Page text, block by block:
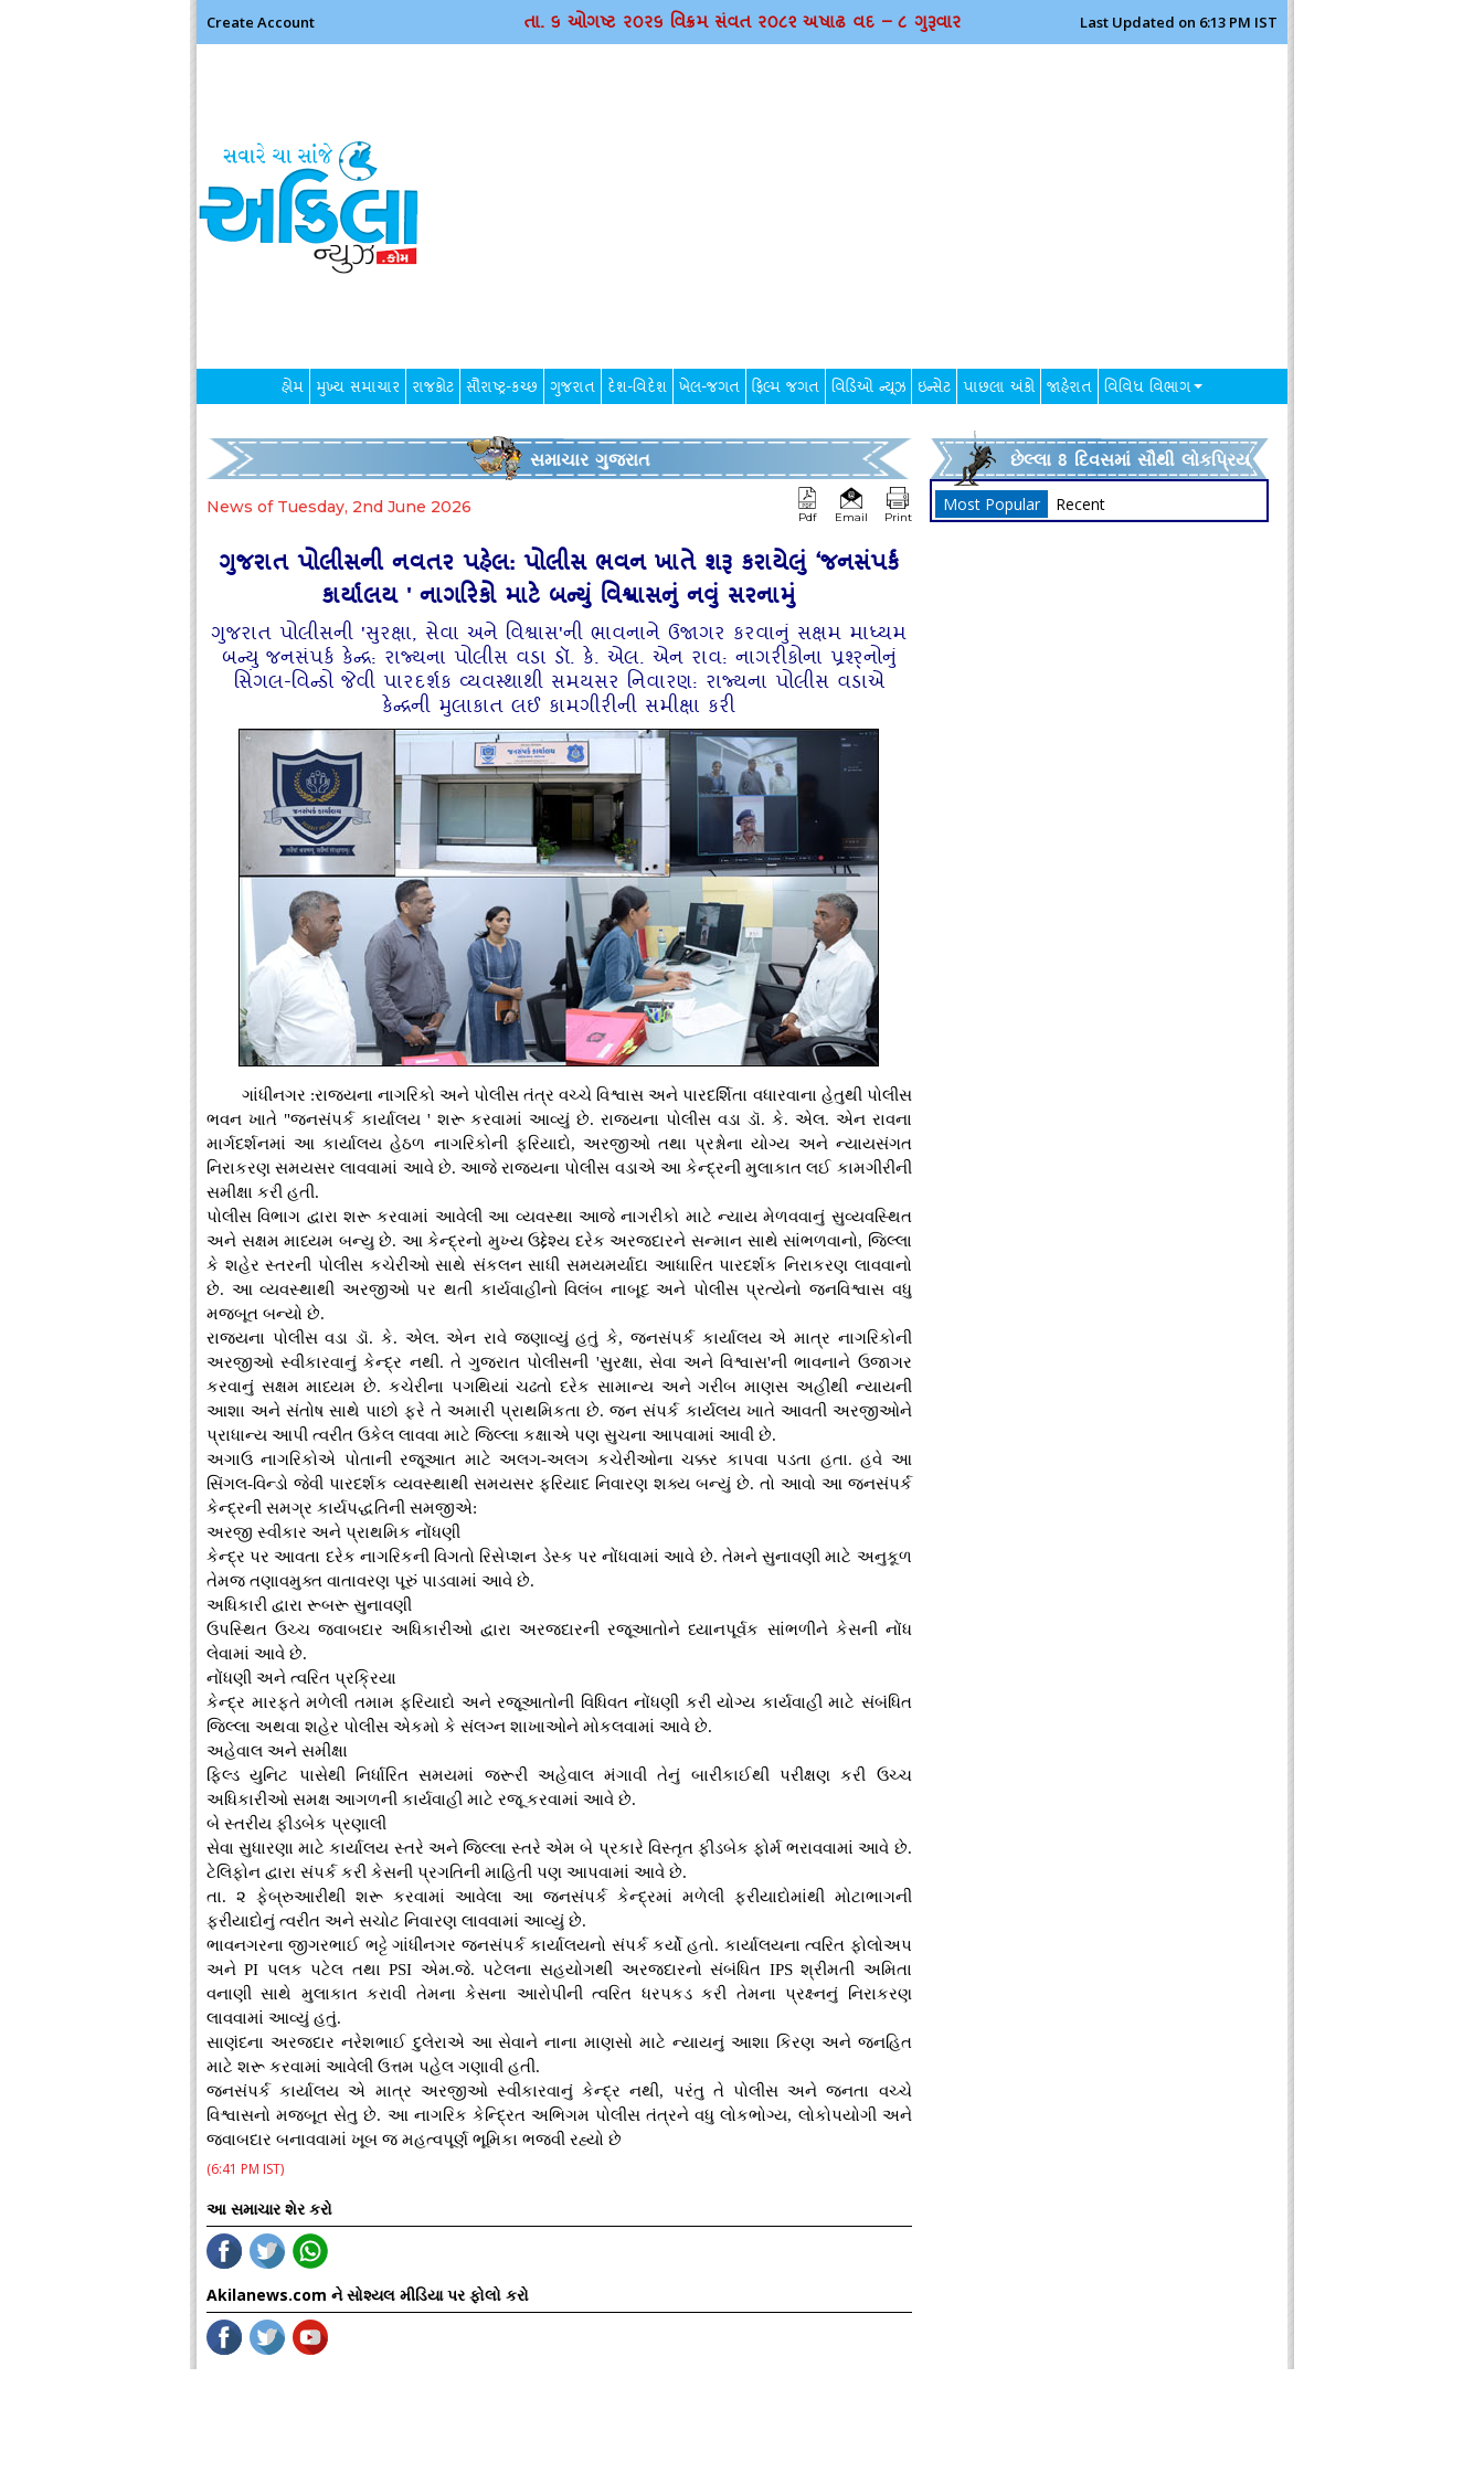
Create Account તા. ૬ ઓગષ્ટ ર૦ર૬ વિક્રમ સંવત ર૦૮૨ અષાઢ વદ – ૮ ગુરૂવાર Last Updated on 6:13 PM IST
હોમ મુખ્ય સમાચાર રાજકોટ સૌરાષ્ટ્ર-કચ્છ ગુજરાત દેશ-વિદેશ ખેલ-જગત ફિલ્મ જગત વિડિઓ ન્યૂઝ ઇન્સેટ પાછલા અંકો જાહેરાત વિવિધ વિભાગ
સમાચાર ગુજરાત
News of Tuesday, 2nd June 2026
Pdf Email Print
ગુજરાત પોલીસની નવતર પહેલ: પોલીસ ભવન ખાતે શરૂ કરાયેલું ‘જનસંપર્ક
કાર્યાલય ' નાગરિકો માટે બન્યું વિશ્વાસનું નવું સરનામું
ગુજરાત પોલીસની 'સુરક્ષા, સેવા અને વિશ્વાસ'ની ભાવનાને ઉજાગર કરવાનું સક્ષમ માધ્યમ
બન્યુ જનસંપર્ક કેન્દ્ર: રાજ્યના પોલીસ વડા ડૉ. કે. એલ. એન રાવ: નાગરીકોના પ્રશ્ર્નોનું
સિંગલ-વિન્ડો જેવી પારદર્શક વ્યવસ્થાથી સમયસર નિવારણ: રાજ્યના પોલીસ વડાએ
કેન્દ્રની મુલાકાત લઈ કામગીરીની સમીક્ષા કરી
ગાંધીનગર :રાજ્યના નાગરિકો અને પોલીસ તંત્ર વચ્ચે વિશ્વાસ અને પારદર્શિતા વધારવાના હેતુથી પોલીસ
ભવન ખાતે "જનસંપર્ક કાર્યાલય ' શરૂ કરવામાં આવ્યું છે. રાજ્યના પોલીસ વડા ડૉ. કે. એલ. એન રાવના
માર્ગદર્શનમાં આ કાર્યાલય હેઠળ નાગરિકોની ફરિયાદો, અરજીઓ તથા પ્રશ્નોના યોગ્ય અને ન્યાયસંગત
નિરાકરણ સમયસર લાવવામાં આવે છે. આજે રાજ્યના પોલીસ વડાએ આ કેન્દ્રની મુલાકાત લઈ કામગીરીની
સમીક્ષા કરી હતી.
પોલીસ વિભાગ દ્વારા શરૂ કરવામાં આવેલી આ વ્યવસ્થા આજે નાગરીકો માટે ન્યાય મેળવવાનું સુવ્યવસ્થિત
અને સક્ષમ માધ્યમ બન્યુ છે. આ કેન્દ્રનો મુખ્ય ઉદ્દેશ્ય દરેક અરજદારને સન્માન સાથે સાંભળવાનો, જિલ્લા
કે શહેર સ્તરની પોલીસ કચેરીઓ સાથે સંકલન સાધી સમયમર્યાદા આધારિત પારદર્શક નિરાકરણ લાવવાનો
છે. આ વ્યવસ્થાથી અરજીઓ પર થતી કાર્યવાહીનો વિલંબ નાબૂદ અને પોલીસ પ્રત્યેનો જનવિશ્વાસ વધુ
મજબૂત બન્યો છે.
રાજ્યના પોલીસ વડા ડૉ. કે. એલ. એન રાવે જણાવ્યું હતું કે, જનસંપર્ક કાર્યાલય એ માત્ર નાગરિકોની
અરજીઓ સ્વીકારવાનું કેન્દ્ર નથી. તે ગુજરાત પોલીસની 'સુરક્ષા, સેવા અને વિશ્વાસ'ની ભાવનાને ઉજાગર
કરવાનું સક્ષમ માધ્યમ છે. કચેરીના પગથિયાં ચઢતો દરેક સામાન્ય અને ગરીબ માણસ અહીંથી ન્યાયની
આશા અને સંતોષ સાથે પાછો ફરે તે અમારી પ્રાથમિકતા છે. જન સંપર્ક કાર્યલય ખાતે આવતી અરજીઓને
પ્રાધાન્ય આપી ત્વરીત ઉકેલ લાવવા માટે જિલ્લા કક્ષાએ પણ સુચના આપવામાં આવી છે.
અગાઉ નાગરિકોએ પોતાની રજૂઆત માટે અલગ-અલગ કચેરીઓના ચક્કર કાપવા પડતા હતા. હવે આ
સિંગલ-વિન્ડો જેવી પારદર્શક વ્યવસ્થાથી સમયસર ફરિયાદ નિવારણ શક્ય બન્યું છે. તો આવો આ જનસંપર્ક
કેન્દ્રની સમગ્ર કાર્યપદ્ધતિની સમજીએ:
અરજી સ્વીકાર અને પ્રાથમિક નોંધણી
કેન્દ્ર પર આવતા દરેક નાગરિકની વિગતો રિસેપ્શન ડેસ્ક પર નોંધવામાં આવે છે. તેમને સુનાવણી માટે અનુકૂળ
તેમજ તણાવમુક્ત વાતાવરણ પૂરું પાડવામાં આવે છે.
અધિકારી દ્વારા રૂબરૂ સુનાવણી
ઉપસ્થિત ઉચ્ચ જવાબદાર અધિકારીઓ દ્વારા અરજદારની રજૂઆતોને ધ્યાનપૂર્વક સાંભળીને કેસની નોંધ
લેવામાં આવે છે.
નોંધણી અને ત્વરિત પ્રક્રિયા
કેન્દ્ર મારફતે મળેલી તમામ ફરિયાદો અને રજૂઆતોની વિધિવત નોંધણી કરી યોગ્ય કાર્યવાહી માટે સંબંધિત
જિલ્લા અથવા શહેર પોલીસ એકમો કે સંલગ્ન શાખાઓને મોકલવામાં આવે છે.
અહેવાલ અને સમીક્ષા
ફિલ્ડ યુનિટ પાસેથી નિર્ધારિત સમયમાં જરૂરી અહેવાલ મંગાવી તેનું બારીકાઈથી પરીક્ષણ કરી ઉચ્ચ
અધિકારીઓ સમક્ષ આગળની કાર્યવાહી માટે રજૂ કરવામાં આવે છે.
બે સ્તરીય ફીડબેક પ્રણાલી
સેવા સુધારણા માટે કાર્યાલય સ્તરે અને જિલ્લા સ્તરે એમ બે પ્રકારે વિસ્તૃત ફીડબેક ફોર્મ ભરાવવામાં આવે છે.
ટેલિફોન દ્વારા સંપર્ક કરી કેસની પ્રગતિની માહિતી પણ આપવામાં આવે છે.
તા. ૨ ફેબ્રુઆરીથી શરૂ કરવામાં આવેલા આ જનસંપર્ક કેન્દ્રમાં મળેલી ફરીયાદોમાંથી મોટાભાગની
ફરીયાદોનું ત્વરીત અને સચોટ નિવારણ લાવવામાં આવ્યું છે.
ભાવનગરના જીગરભાઈ ભટ્ટે ગાંધીનગર જનસંપર્ક કાર્યાલયનો સંપર્ક કર્યો હતો. કાર્યાલયના ત્વરિત ફોલોઅપ
અને PI પલક પટેલ તથા PSI એમ.જે. પટેલના સહયોગથી અરજદારનો સંબંધિત IPS શ્રીમતી અમિતા
વનાણી સાથે મુલાકાત કરાવી તેમના કેસના આરોપીની ત્વરિત ધરપકડ કરી તેમના પ્રક્ષ્નનું નિરાકરણ
લાવવામાં આવ્યું હતું.
સાણંદના અરજદાર નરેશભાઈ દુલેરાએ આ સેવાને નાના માણસો માટે ન્યાયનું આશા કિરણ અને જનહિત
માટે શરૂ કરવામાં આવેલી ઉત્તમ પહેલ ગણાવી હતી.
જનસંપર્ક કાર્યાલય એ માત્ર અરજીઓ સ્વીકારવાનું કેન્દ્ર નથી, પરંતુ તે પોલીસ અને જનતા વચ્ચે
વિશ્વાસનો મજબૂત સેતુ છે. આ નાગરિક કેન્દ્રિત અભિગમ પોલીસ તંત્રને વધુ લોકભોગ્ય, લોકોપયોગી અને
જવાબદાર બનાવવામાં ખૂબ જ મહત્વપૂર્ણ ભૂમિકા ભજવી રહ્યો છે
(6:41 PM IST)
આ સમાચાર શેર કરો
Akilanews.com ને સોશ્યલ મીડિયા પર ફોલો કરો
છેલ્લા 8 દિવસમાં સૌથી લોકપ્રિય
Most Popular Recent